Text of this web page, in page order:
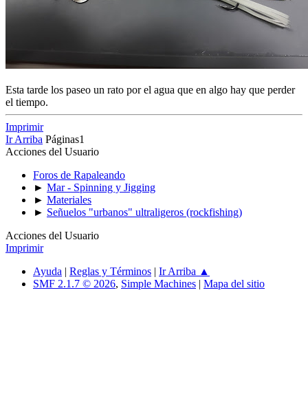
Esta tarde los paseo un rato por el agua que en algo hay que perder
el tiempo.
Imprimir
Ir Arriba Páginas1
Acciones del Usuario
Foros de Rapaleando
► Mar - Spinning y Jigging
► Materiales
► Señuelos "urbanos" ultraligeros (rockfishing)
Acciones del Usuario
Imprimir
Ayuda
Reglas y Términos
Ir Arriba ▲
SMF 2.1.7 © 2026, Simple Machines Mapa del sitio